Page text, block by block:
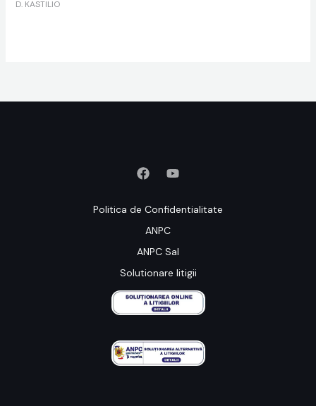
D. KASTILIO
Politica de Confidentialitate
ANPC
ANPC Sal
Solutionare litigii